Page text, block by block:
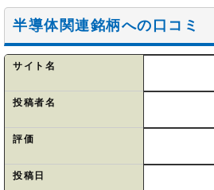
半導体関連銘柄への口コミ
サイト名
投稿者名
評価
投稿日